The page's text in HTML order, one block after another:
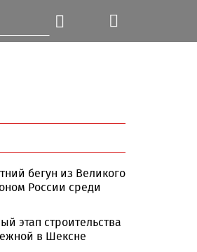
бегун из Великого
России среди
этап строительства
в Шексне